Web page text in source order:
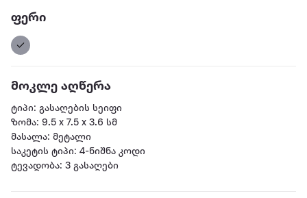
ფერი
მოკლე აღწერა
ტიპი: გასაღების სეიფი
ზომა: 9.5 x 7.5 x 3.6 სმ
მასალა: მეტალი
საკეტის ტიპი: 4-ნიშნა კოდი
ტევადობა: 3 გასაღები